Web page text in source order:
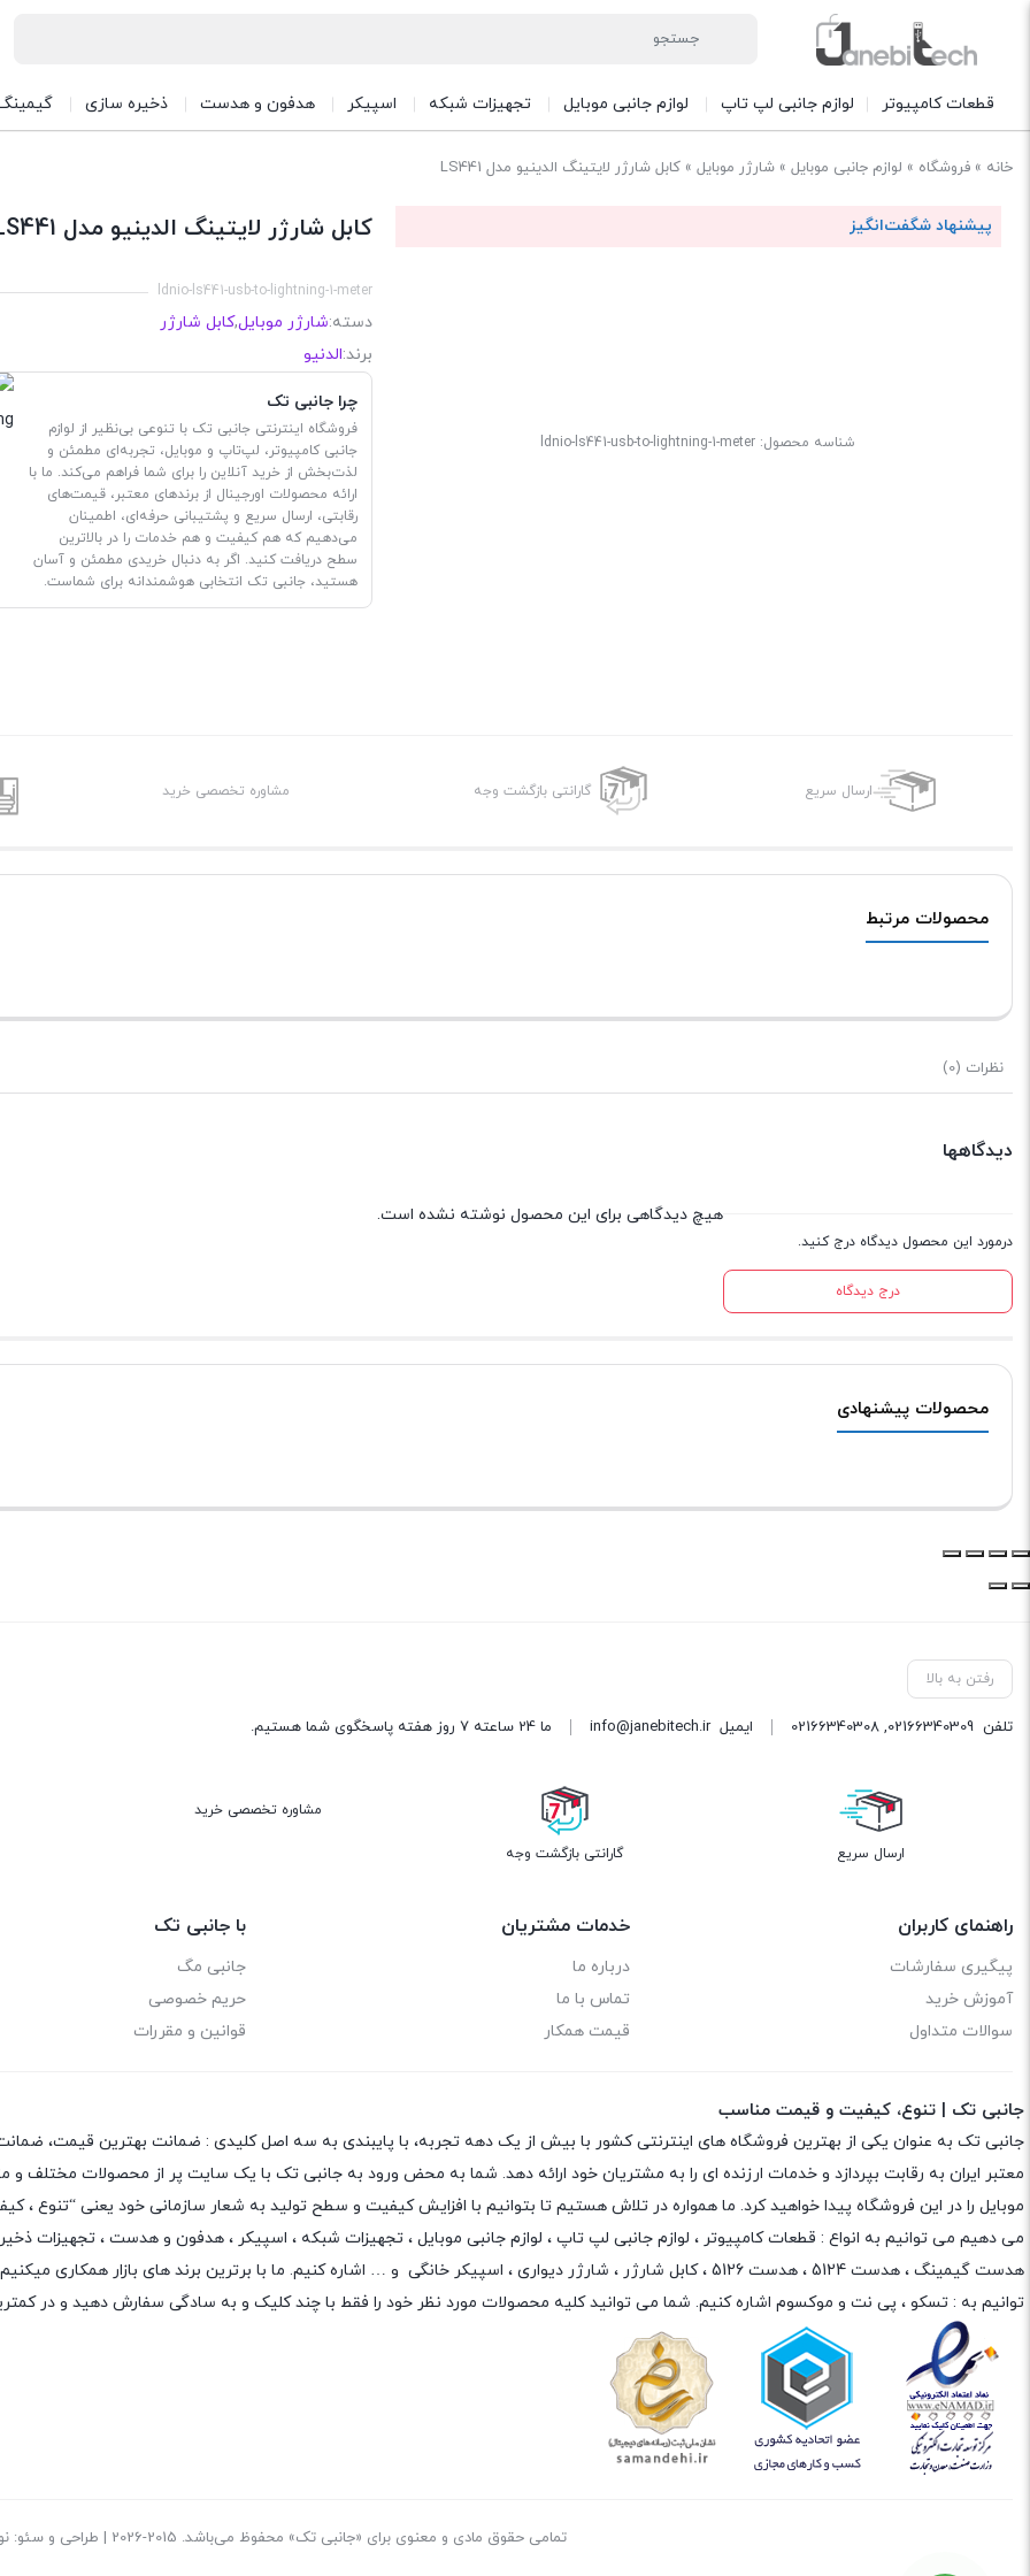
قطعات کامپیوتر لوازم جانبی لپ تاپ لوازم جانبی موبایل تجهیزات شبکه اسپیکر هدفون و هدست ذخیره سازی
خانه » فروشگاه » لوازم جانبی موبایل » شارژر موبایل » کابل شارژر لایتینگ الدینیو مدل LS441
پیشنهاد شگفت‌انگیز
شناسه محصول: ldnio-ls441-usb-to-lightning-1-meter
کابل شارژر لایتینگ الدینیو مدل LS441
ldnio-ls441-usb-to-lightning-1-meter
دسته:شارژر موبایل,کابل شارژر
برند:الدنیو
چرا جانبی تک
فروشگاه اینترنتی جانبی تک با تنوعی بی‌نظیر از لوازم
جانبی کامپیوتر، لپ‌تاپ و موبایل، تجربه‌ای مطمئن و
لذت‌بخش از خرید آنلاین را برای شما فراهم می‌کند. ما با
ارائه محصولات اورجینال از برندهای معتبر، قیمت‌های
رقابتی، ارسال سریع و پشتیبانی حرفه‌ای، اطمینان
می‌دهیم که هم کیفیت و هم خدمات را در بالاترین
سطح دریافت کنید. اگر به دنبال خریدی مطمئن و آسان
هستید، جانبی تک انتخابی هوشمندانه برای شماست.
ارسال سریع گارانتی بازگشت وجه مشاوره تخصصی خرید
محصولات مرتبط
نظرات (0)
دیدگاهها
درمورد این محصول دیدگاه درج کنید.
درج دیدگاه
هیچ دیدگاهی برای این محصول نوشته نشده است.
محصولات پیشنهادی
رفتن به بالا
تلفن 02166340309
,
02166340308 ایمیلinfo@janebitech.ir ما 24 ساعته 7 روز هفته پاسخگوی شما هستیم.
ارسال سریع گارانتی بازگشت وجه
مشاوره تخصصی خرید
راهنمای کاربران
پیگیری سفارشات
آموزش خرید
سوالات متداول
خدمات مشتریان
درباره ما
تماس با ما
قیمت همکار
با جانبی تک
جانبی مگ
حریم خصوصی
قوانین و مقررات
جانبی تک | تنوع، کیفیت و قیمت مناسب
جانبی تک به عنوان یکی از بهترین فروشگاه های اینترنتی کشور با بیش از یک دهه تجربه، با پایبندی به سه اصل کلیدی : ضمانت بهترین قیمت،
معتبر ایران به رقابت بپردازد و خدمات ارزنده ای را به مشتریان خود ارائه دهد. شما به محض ورود به جانبی تک با یک سایت پر از محصولات مختلف و
موبایل را در این فروشگاه پیدا خواهید کرد. ما همواره در تلاش هستیم تا بتوانیم با افزایش کیفیت و سطح تولید به شعار سازمانی خود یعنی “تنوع
می دهیم می توانیم به انواع : قطعات کامپیوتر ، لوازم جانبی لپ تاپ ، لوازم جانبی موبایل ، تجهیزات شبکه ، اسپیکر ، هدفون و هدست ، تجهیزات
هدست گیمینگ ، هدست 5124 ، هدست 5126 ، کابل شارژر ، شارژر دیواری ، اسپیکر خانگی و … اشاره کنیم. ما با برترین برند های بازار همکاری
توانیم به : تسکو ، پی نت و موکسوم اشاره کنیم. شما می توانید کلیه محصولات مورد نظر خود را فقط با چند کلیک و به سادگی سفارش دهید و در
تمامی حقوق مادی و معنوی برای «جانبی تک» محفوظ می‌باشد. 2015-2026 | طراحی و سئو: نوید بیات